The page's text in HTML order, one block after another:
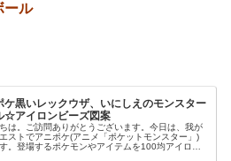
ール
ケ黒いレックウザ、いにしえのモンスター
☆アイロンビーズ図案
は。ご訪問ありがとうございます。今日は、我が
ストでアニポケ(アニメ「ポケットモンスター」)
。登場するポケモンやアイテムを100均アイロン